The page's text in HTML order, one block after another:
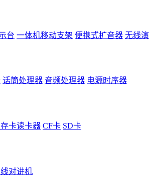
台 一体机移动支架 便携式扩音器 无线
话筒处理器 音频处理器 电源时序器
卡读卡器 CF卡 SD卡
对讲机